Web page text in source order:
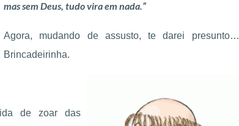
mas sem Deus, tudo vira em nada.”
Agora, mudando de assusto, te darei presunto…
Brincadeirinha.
de zoar das